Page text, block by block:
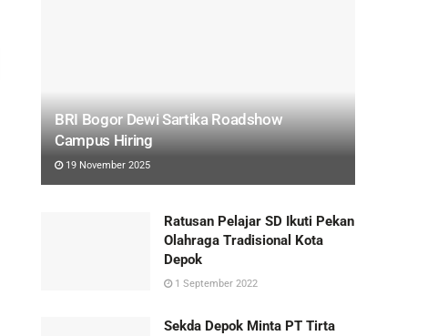
BRI Bogor Dewi Sartika Roadshow
Campus Hiring
19 November 2025
Ratusan Pelajar SD Ikuti Pekan
Olahraga Tradisional Kota
Depok
1 September 2022
Sekda Depok Minta PT Tirta